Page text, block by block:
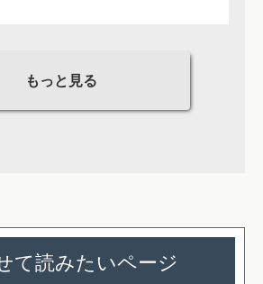
て読みたいページ